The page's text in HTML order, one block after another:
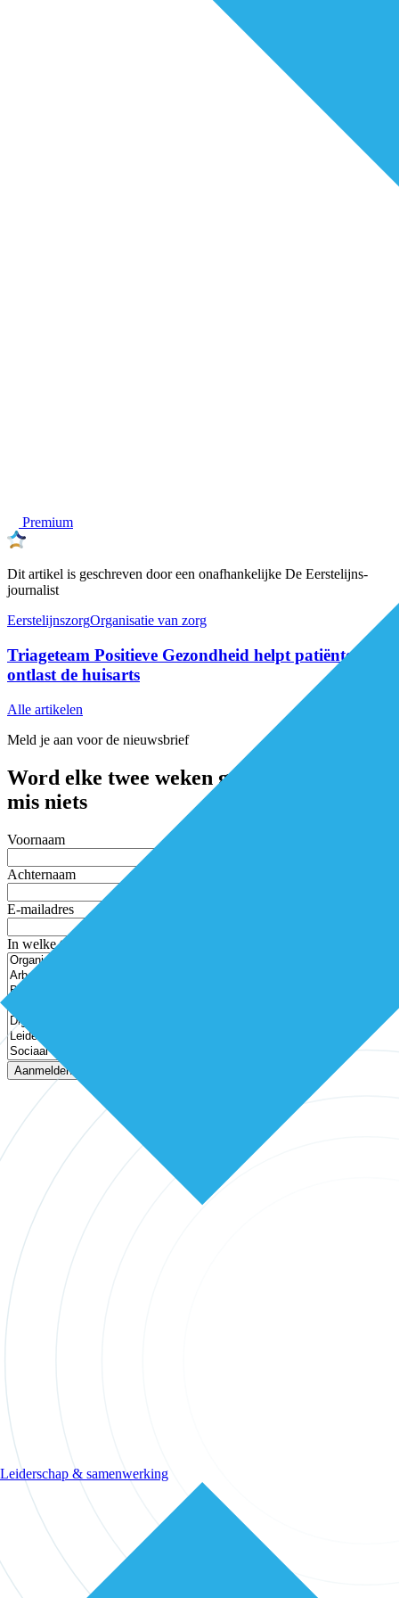
Leiderschap & samenwerking
Premium
Dit artikel is geschreven door een onafhankelijke De Eerstelijns-
journalist
EerstelijnszorgOrganisatie van zorg
Triageteam Positieve Gezondheid helpt patiënten en
ontlast de huisarts
Alle artikelen
Meld je aan voor de nieuwsbrief
Word elke twee weken geïnspireerd en
mis niets
Voornaam
Achternaam
E-mailadres
In welke thema’s ben je geïnteresseerd?